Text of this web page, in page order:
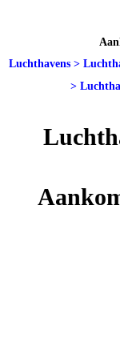
Luchthavens >
>